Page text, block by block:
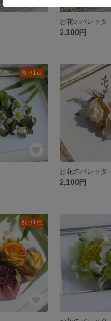
2,100円
残り1点
お花のバレッタ
2,100円
残り1点